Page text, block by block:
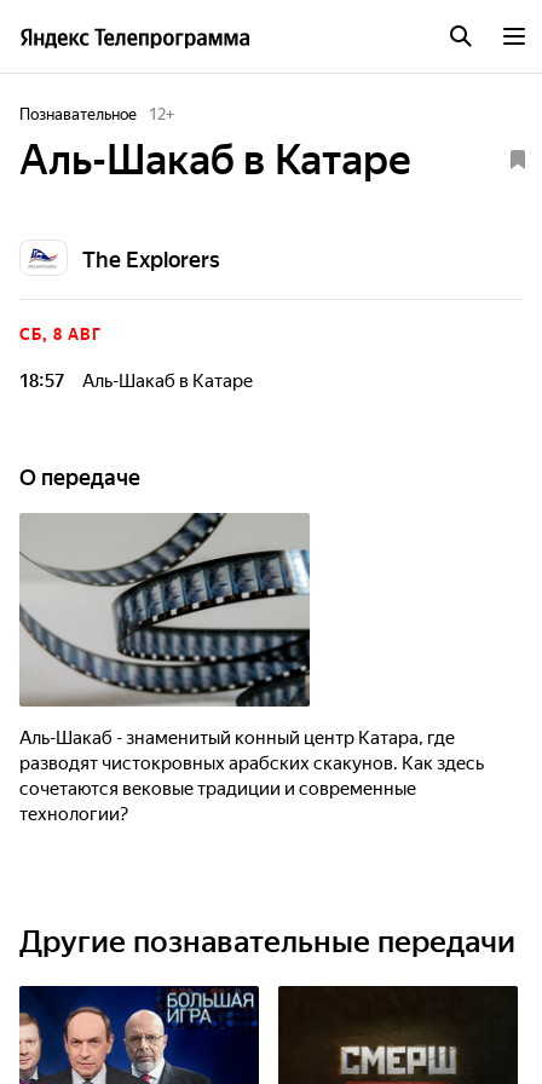
Познавательное 12+
Аль-Шакаб в Катаре
The Explorers
СБ, 8 АВГ
18:57 Аль-Шакаб в Катаре
О передаче
Аль-Шакаб - знаменитый конный центр Катара, где
разводят чистокровных арабских скакунов. Как здесь
сочетаются вековые традиции и современные
технологии?
Другие познавательные передачи